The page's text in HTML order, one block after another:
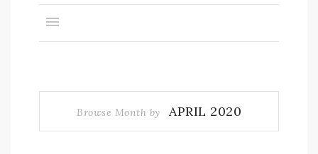
Browse Month by APRIL 2020